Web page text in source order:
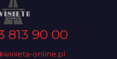
813 90 00
online.pl